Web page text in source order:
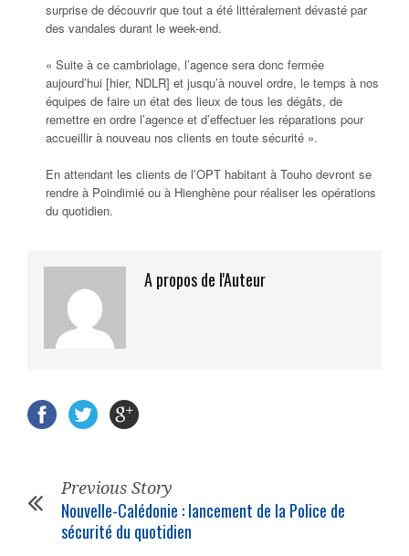
surprise de découvrir que tout a été littéralement dévasté par
des vandales durant le week-end.
« Suite à ce cambriolage, l’agence sera donc fermée
aujourd’hui [hier, NDLR] et jusqu’à nouvel ordre, le temps à nos
équipes de faire un état des lieux de tous les dégâts, de
remettre en ordre l’agence et d’effectuer les réparations pour
accueillir à nouveau nos clients en toute sécurité ».
En attendant les clients de l’OPT habitant à Touho devront se
rendre à Poindimié ou à Hienghène pour réaliser les opérations
du quotidien.
A propos de l'Auteur
Previous Story
Nouvelle-Calédonie : lancement de la Police de
sécurité du quotidien